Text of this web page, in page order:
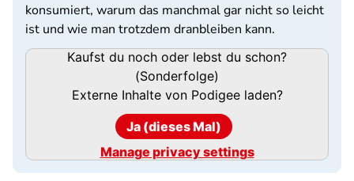
konsumiert, warum das manchmal gar nicht so leicht
ist und wie man trotzdem dranbleiben kann.
Podigee-Kaufst du noch oder lebst du schon?
(Sonderfolge)
Externe Inhalte von Podigeeladen?
Ja (dieses Mal)
Manage privacy settings